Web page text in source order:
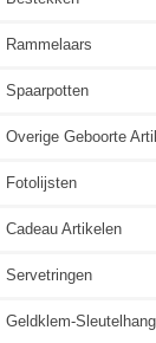
Rammelaars
Spaarpotten
Overige Geboorte
Fotolijsten
Cadeau Artikelen
Servetringen
Geldklem-